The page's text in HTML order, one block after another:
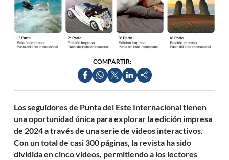
COMPARTIR:
Los seguidores de Punta del Este Internacional tienen
una oportunidad única para explorar la edición impresa
de 2024 a través de una serie de videos interactivos.
Con un total de casi 300 páginas, la revista ha sido
dividida en cinco videos, permitiendo a los lectores